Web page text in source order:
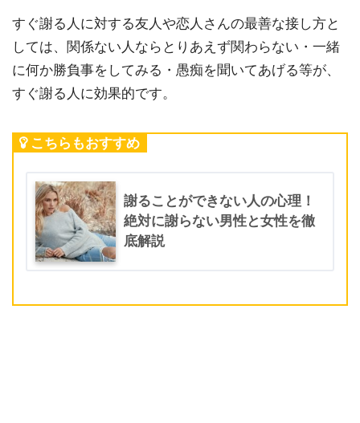
すぐ謝る人に対する友人や恋人さんの最善な接し方と
しては、関係ない人ならとりあえず関わらない・一緒
に何か勝負事をしてみる・愚痴を聞いてあげる等が、
すぐ謝る人に効果的です。
こちらもおすすめ
謝ることができない人の心理！
絶対に謝らない男性と女性を徹
底解説